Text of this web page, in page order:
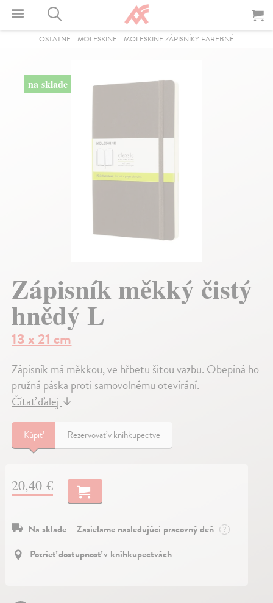
OSTATNÉ - MOLESKINE - MOLESKINE ZÁPISNÍKY FAREBNÉ
na sklade
Zápisník měkký čistý
hnědý L
13 x 21 cm
Zápisník má měkkou, ve hřbetu šitou vazbu. Obepíná ho
pružná páska proti samovolnému otevírání.
Čítať ďalej ↓
Kúpiť Rezervovať v kníhkupectve
20,40 €
Na sklade – Zasielame nasledujúci pracovný deň ?
Pozrieť dostupnosť v kníhkupectvách